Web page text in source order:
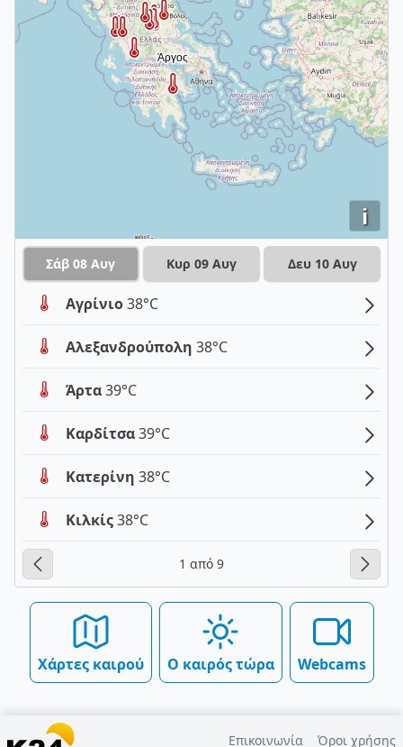
i
Σάβ 08 Αυγ Κυρ 09 Αυγ Δευ 10 Αυγ
Αγρίνιο38°C
Αλεξανδρούπολη 38°C
Άρτα39°C
Καρδίτσα39°C
Κατερίνη 38°C
Κιλκίς38°C
1 από 9
Χάρτες καιρού Ο καιρός τώρα Webcams
Επικοινωνία Όροι χρήσης